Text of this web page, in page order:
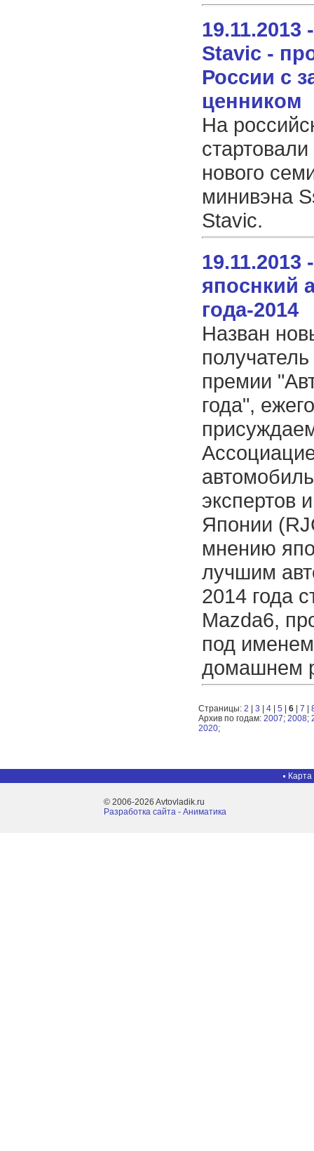
19.11.2013
Stavic -
России с
ценником
На
нового
минивэна
Stavic.
япоснкий
года-2014
Назван
премии
года",
экспертов
Японии
мнению
лучшим
2014 года
Mazda6,
под
домашнем
Страницы: 2 3 4 5 6 7
Архив по годам: 2007; 2008;
2020;
Карта
© 2006-2026 Avtovladik.ru
Разработка сайта - Aниматика